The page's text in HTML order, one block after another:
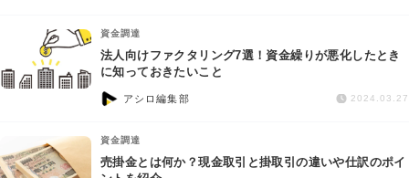
資金調達
法人向けファクタリング7選！資金繰りが悪化したとき
に知っておきたいこと
アシロ編集部 2024.03.27
資金調達
売掛金とは何か？現金取引と掛取引の違いや仕訳のポイ